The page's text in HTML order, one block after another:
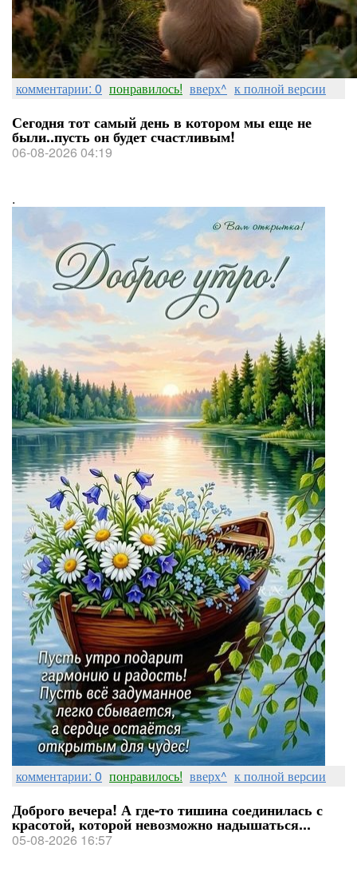
комментарии: 0 понравилось! вверх^ к полной версии
Сегодня тот самый день в котором мы еще не
были..пусть он будет счастливым!
06-08-2026 04:19
.
комментарии: 0 понравилось! вверх^ к полной версии
Доброго вечера! А где-то тишина соединилась с
красотой, которой невозможно надышаться...
05-08-2026 16:57